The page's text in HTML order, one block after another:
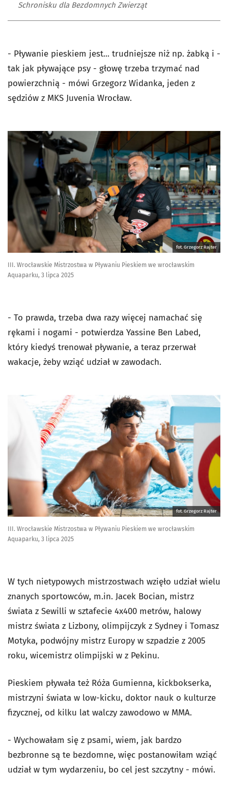
Schronisku dla Bezdomnych Zwierząt
- Pływanie pieskiem jest... trudniejsze niż np. żabką i -
tak jak pływające psy - głowę trzeba trzymać nad
powierzchnią - mówi Grzegorz Widanka, jeden z
sędziów z MKS Juvenia Wrocław.
fot. Grzegorz Rajter
III. Wrocławskie Mistrzostwa w Pływaniu Pieskiem we wrocławskim
Aquaparku, 3 lipca 2025
- To prawda, trzeba dwa razy więcej namachać się
rękami i nogami - potwierdza Yassine Ben Labed,
który kiedyś trenował pływanie, a teraz przerwał
wakacje, żeby wziąć udział w zawodach.
fot. Grzegorz Rajter
III. Wrocławskie Mistrzostwa w Pływaniu Pieskiem we wrocławskim
Aquaparku, 3 lipca 2025
W tych nietypowych mistrzostwach wzięło udział wielu
znanych sportowców, m.in. Jacek Bocian, mistrz
świata z Sewilli w sztafecie 4x400 metrów, halowy
mistrz świata z Lizbony, olimpijczyk z Sydney i Tomasz
Motyka, podwójny mistrz Europy w szpadzie z 2005
roku, wicemistrz olimpijski w z Pekinu.
Pieskiem pływała też Róża Gumienna, kickbokserka,
mistrzyni świata w low-kicku, doktor nauk o kulturze
fizycznej, od kilku lat walczy zawodowo w MMA.
- Wychowałam się z psami, wiem, jak bardzo
bezbronne są te bezdomne, więc postanowiłam wziąć
udział w tym wydarzeniu, bo cel jest szczytny - mówi.